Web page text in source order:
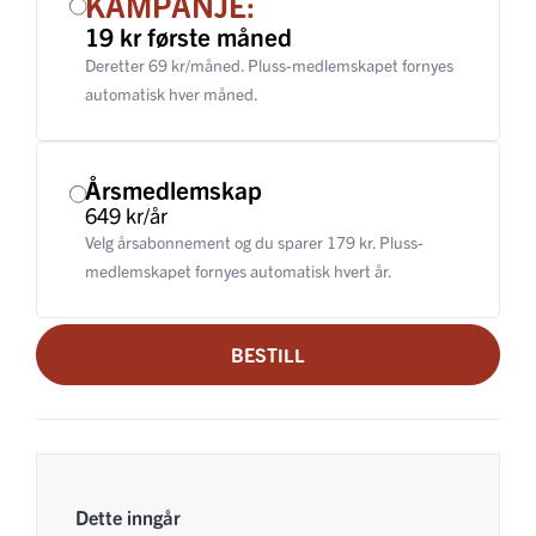
19 kr første måned
Deretter 69 kr/måned. Pluss-medlemskapet fornyes
automatisk hver måned.
Årsmedlemskap
649 kr/år
Velg årsabonnement og du sparer 179 kr. Pluss-
medlemskapet fornyes automatisk hvert år.
BESTILL
Dette inngår